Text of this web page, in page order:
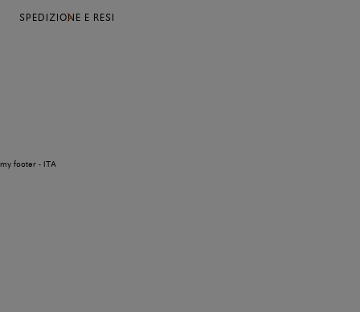
Santoni da acquistare separatamente.
SPEDIZIONE E RESI
my footer - ITA